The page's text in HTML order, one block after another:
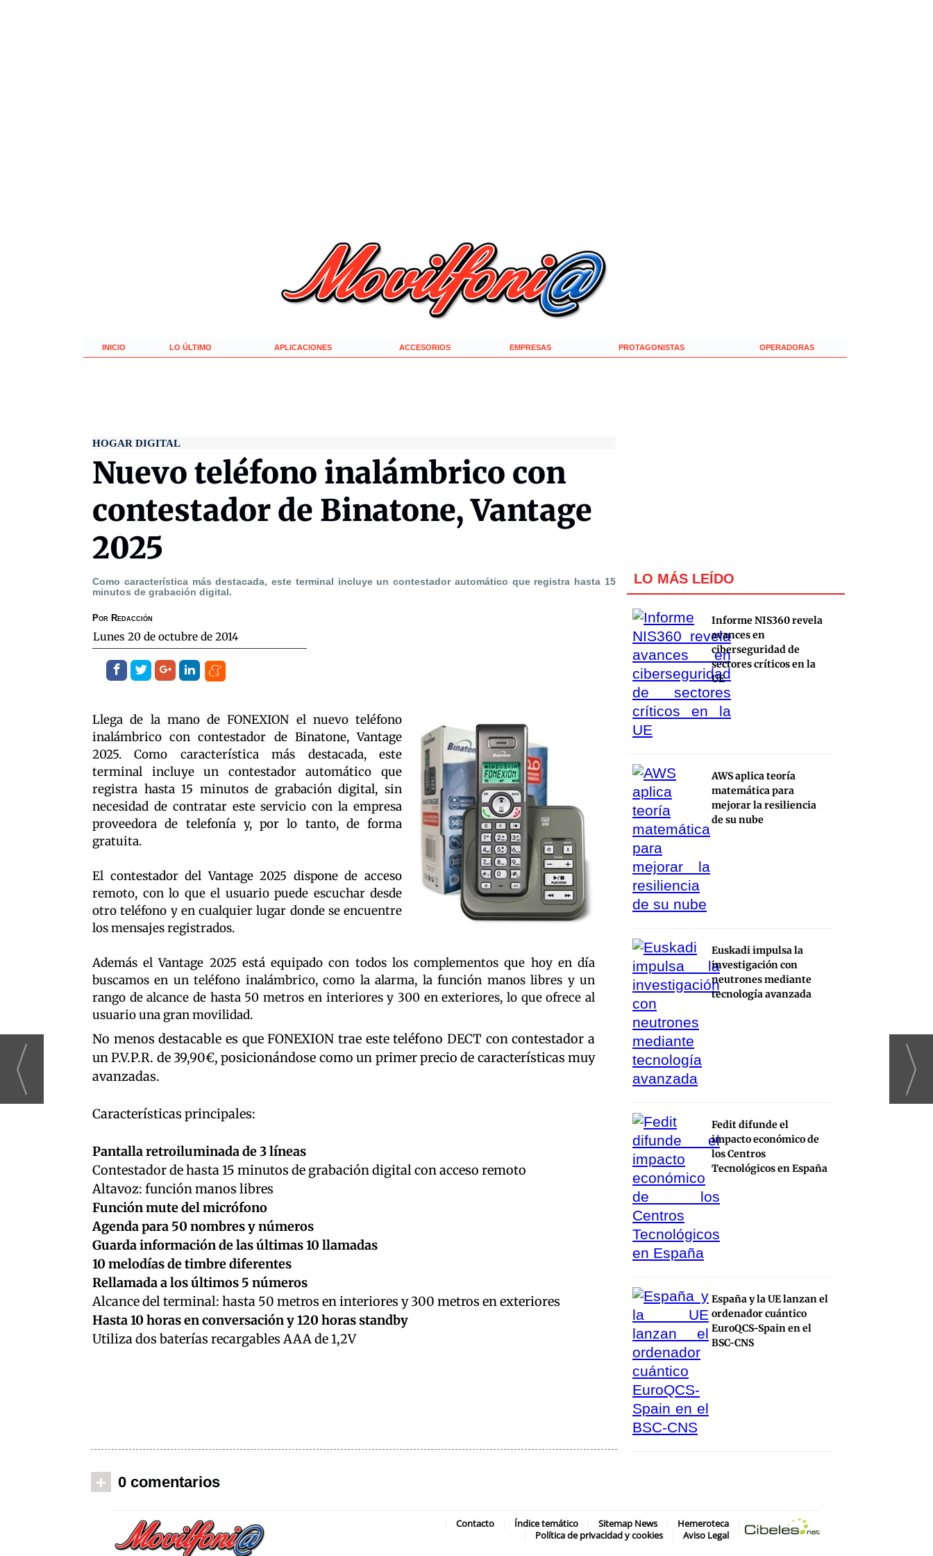
INICIO LO ÚLTIMO APLICACIONES ACCESORIOS EMPRESAS PROTAGONISTAS OPERADORAS
HOGAR DIGITAL
Nuevo teléfono inalámbrico con
contestador de Binatone, Vantage
2025
Como característica más destacada, este terminal incluye un contestador automático que registra hasta 15
minutos de grabación digital.
Por Redacción
lunes 20 de octubre de 2014
Llega de la mano de FONEXION el nuevo teléfono
inalámbrico con contestador de Binatone, Vantage
2025. Como característica más destacada, este
terminal incluye un contestador automático que
registra hasta 15 minutos de grabación digital, sin
necesidad de contratar este servicio con la empresa
proveedora de telefonía y, por lo tanto, de forma
gratuita.
El contestador del Vantage 2025 dispone de acceso
remoto, con lo que el usuario puede escuchar desde
otro teléfono y en cualquier lugar donde se encuentre
los mensajes registrados.
Además el Vantage 2025 está equipado con todos los complementos que hoy en día
buscamos en un teléfono inalámbrico, como la alarma, la función manos libres y un
rango de alcance de hasta 50 metros en interiores y 300 en exteriores, lo que ofrece al
usuario una gran movilidad.
No menos destacable es que FONEXION trae este teléfono DECT con contestador a
un P.V.P.R. de 39,90€, posicionándose como un primer precio de características muy
avanzadas.
Características principales:
Pantalla retroiluminada de 3 líneas
Contestador de hasta 15 minutos de grabación digital con acceso remoto
Altavoz: función manos libres
Función mute del micrófono
Agenda para 50 nombres y números
Guarda información de las últimas 10 llamadas
10 melodías de timbre diferentes
Rellamada a los últimos 5 números
Alcance del terminal: hasta 50 metros en interiores y 300 metros en exteriores
Hasta 10 horas en conversación y 120 horas standby
Utiliza dos baterías recargables AAA de 1,2V
+ 0 comentarios
LO MÁS LEÍDO
Informe NIS360 revela
avances en
ciberseguridad de
sectores críticos en la
UE
AWS aplica teoría
matemática para
mejorar la resiliencia
de su nube
Euskadi impulsa la
investigación con
neutrones mediante
tecnología avanzada
Fedit difunde el
impacto económico de
los Centros
Tecnológicos en España
España y la UE lanzan el
ordenador cuántico
EuroQCS-Spain en el
BSC-CNS
Contacto Índice temático Sitemap News
Hemeroteca
Política de privacidad y cookies
Aviso Legal